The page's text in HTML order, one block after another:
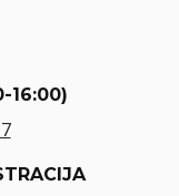
16:00)